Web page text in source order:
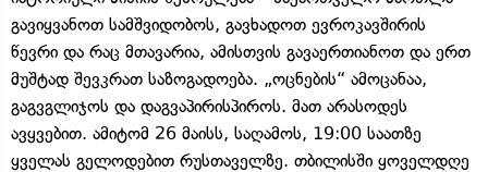
გავიყვანოთ სამშვიდობოს, გავხადოთ ევროკავშირის
წევრი და რაც მთავარია, ამისთვის გავაერთიანოთ და ერთ
მუშტად შევკრათ საზოგადოება. „ოცნების“ ამოცანაა,
გაგვგლიჯოს და დაგვაპირისპიროს. მათ არასოდეს
ავყვებით. ამიტომ 26 მაისს, საღამოს, 19:00 საათზე
ყველას გელოდებით რუსთაველზე. თბილისში ყოველდღე